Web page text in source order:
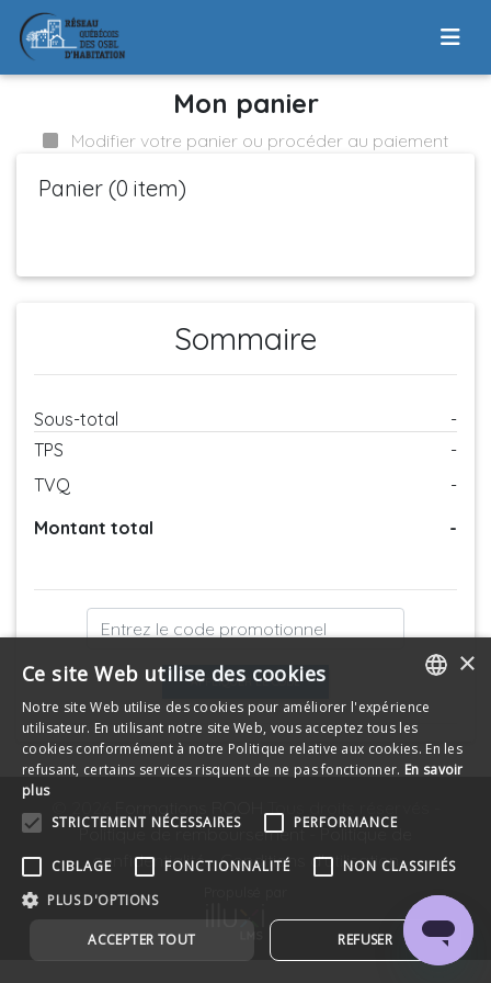
Mon panier
Modifier votre panier ou procéder au paiement
Panier (0 item)
Sommaire
Sous-total
-
TPS
-
TVQ
-
Montant total
-
APPLIQUER LE CODE
Formations RQOH Tous droits réservés -
Politique de remboursement-Politique de
confidentialité-Conditions d'utilisation
FRENCH
ENGLISH
×
Ce site Web utilise des cookies
Notre site Web utilise des cookies pour améliorer l'expérience
utilisateur. En utilisant notre site Web, vous acceptez tous les
cookies conformément à notre Politique relative aux cookies. En les
refusant, certains services risquent de ne pas fonctionner. En savoir
plus
STRICTEMENT NÉCESSAIRES
PERFORMANCE
CIBLAGE FONCTIONNALITÉ
NON CLASSIFIÉS
PLUS D'OPTIONS
ACCEPTER TOUT REFUSER